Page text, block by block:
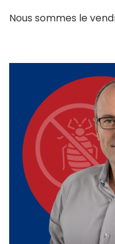
Nous sommes le